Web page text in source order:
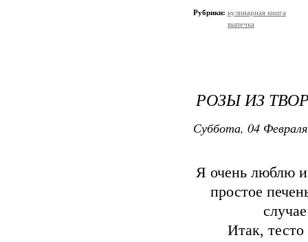
Рубрики: кулинарная книга
выпечка
РОЗЫ ИЗ
Суббота, 04
Я очень люблю
простое
Итак,